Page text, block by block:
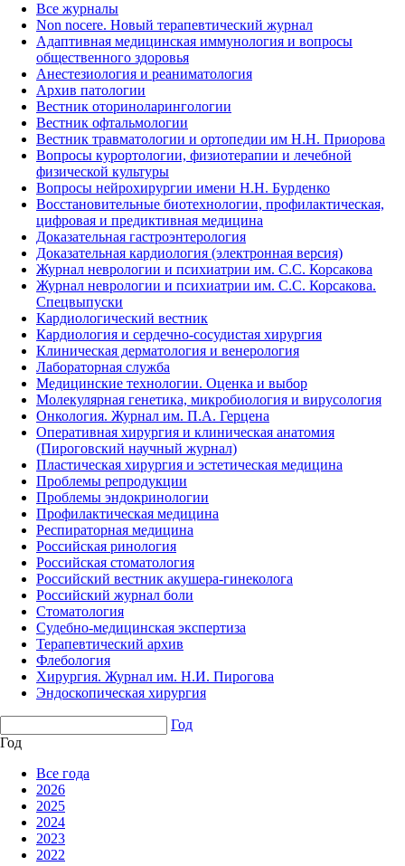
Все журналы
Non nocere. Новый терапевтический журнал
Адаптивная медицинская иммунология и вопросы
общественного здоровья
Анестезиология и реаниматология
Архив патологии
Вестник оториноларингологии
Вестник офтальмологии
Вестник травматологии и ортопедии им Н.Н. Приорова
Вопросы курортологии, физиотерапии и лечебной
физической культуры
Вопросы нейрохирургии имени Н.Н. Бурденко
Восстановительные биотехнологии, профилактическая,
цифровая и предиктивная медицина
Доказательная гастроэнтерология
Доказательная кардиология (электронная версия)
Журнал неврологии и психиатрии им. С.С. Корсакова
Журнал неврологии и психиатрии им. С.С. Корсакова.
Спецвыпуски
Кардиологический вестник
Кардиология и сердечно-сосудистая хирургия
Клиническая дерматология и венерология
Лабораторная служба
Медицинские технологии. Оценка и выбор
Молекулярная генетика, микробиология и вирусология
Онкология. Журнал им. П.А. Герцена
Оперативная хирургия и клиническая анатомия
(Пироговский научный журнал)
Пластическая хирургия и эстетическая медицина
Проблемы репродукции
Проблемы эндокринологии
Профилактическая медицина
Респираторная медицина
Российская ринология
Российская стоматология
Российский вестник акушера-гинеколога
Российский журнал боли
Стоматология
Судебно-медицинская экспертиза
Терапевтический архив
Флебология
Хирургия. Журнал им. Н.И. Пирогова
Эндоскопическая хирургия
Год
Год
Все года
2026
2025
2024
2023
2022